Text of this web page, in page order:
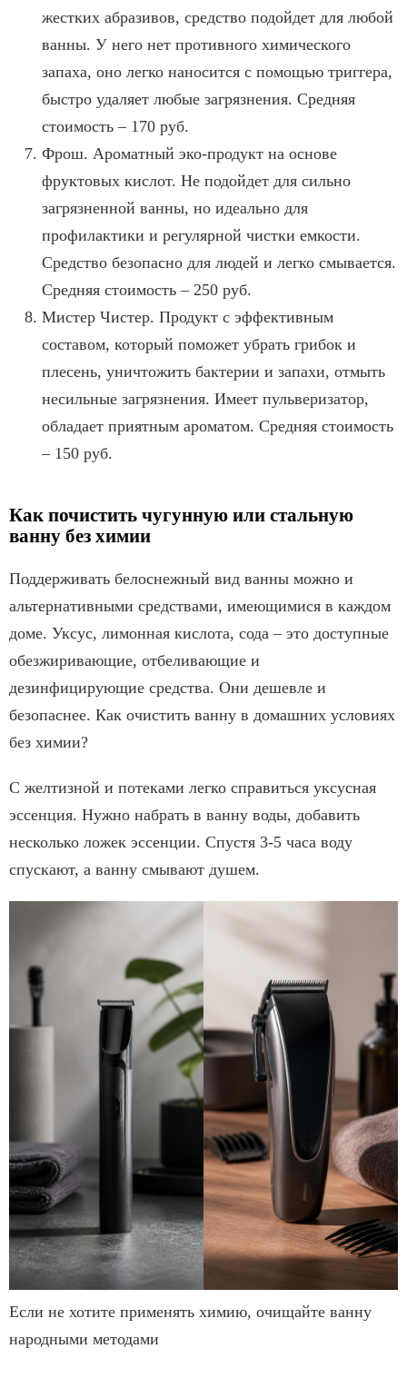
жестких абразивов, средство подойдет для любой
ванны. У него нет противного химического
запаха, оно легко наносится с помощью триггера,
быстро удаляет любые загрязнения. Средняя
стоимость – 170 руб.
Фрош. Ароматный эко-продукт на основе
фруктовых кислот. Не подойдет для сильно
загрязненной ванны, но идеально для
профилактики и регулярной чистки емкости.
Средство безопасно для людей и легко смывается.
Средняя стоимость – 250 руб.
Мистер Чистер. Продукт с эффективным
составом, который поможет убрать грибок и
плесень, уничтожить бактерии и запахи, отмыть
несильные загрязнения. Имеет пульверизатор,
обладает приятным ароматом. Средняя стоимость
– 150 руб.
Как почистить чугунную или стальную
ванну без химии
Поддерживать белоснежный вид ванны можно и
альтернативными средствами, имеющимися в каждом
доме. Уксус, лимонная кислота, сода – это доступные
обезжиривающие, отбеливающие и
дезинфицирующие средства. Они дешевле и
безопаснее. Как очистить ванну в домашних условиях
без химии?
С желтизной и потеками легко справиться уксусная
эссенция. Нужно набрать в ванну воды, добавить
несколько ложек эссенции. Спустя 3-5 часа воду
спускают, а ванну смывают душем.
Если не хотите применять химию, очищайте ванну
народными методами